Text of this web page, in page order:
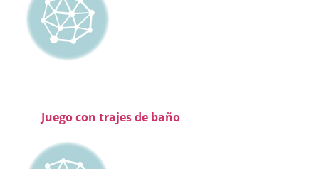
Juego con trajes de baño